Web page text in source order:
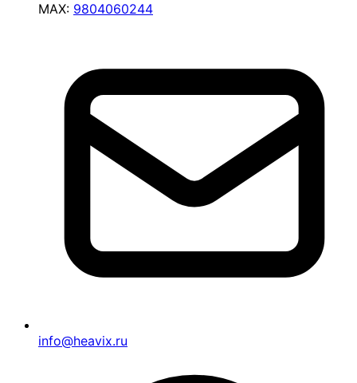
MAX: 9804060244
info@heavix.ru